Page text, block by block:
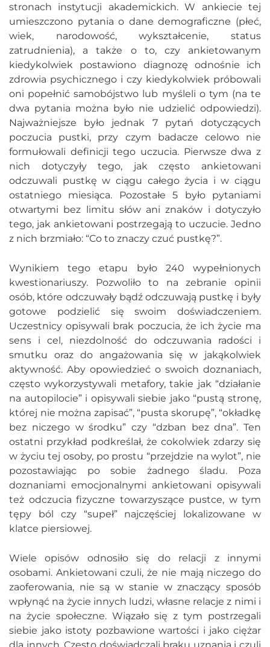
stronach instytucji akademickich. W ankiecie tej
umieszczono pytania o dane demograficzne (płeć,
wiek, narodowość, wykształcenie, status
zatrudnienia), a także o to, czy ankietowanym
kiedykolwiek postawiono diagnozę odnośnie ich
zdrowia psychicznego i czy kiedykolwiek próbowali
oni popełnić samobójstwo lub myśleli o tym (na te
dwa pytania można było nie udzielić odpowiedzi).
Najważniejsze było jednak 7 pytań dotyczących
poczucia pustki, przy czym badacze celowo nie
formułowali definicji tego uczucia. Pierwsze dwa z
nich dotyczyły tego, jak często ankietowani
odczuwali pustkę w ciągu całego życia i w ciągu
ostatniego miesiąca. Pozostałe 5 było pytaniami
otwartymi bez limitu słów ani znaków i dotyczyło
tego, jak ankietowani postrzegają to uczucie. Jedno
z nich brzmiało: “Co to znaczy czuć pustkę?”.
Wynikiem tego etapu było 240 wypełnionych
kwestionariuszy. Pozwoliło to na zebranie opinii
osób, które odczuwały bądź odczuwają pustkę i były
gotowe podzielić się swoim doświadczeniem.
Uczestnicy opisywali brak poczucia, że ich życie ma
sens i cel, niezdolność do odczuwania radości i
smutku oraz do angażowania się w jakąkolwiek
aktywność. Aby opowiedzieć o swoich doznaniach,
często wykorzystywali metafory, takie jak “działanie
na autopilocie” i opisywali siebie jako “pustą stronę,
której nie można zapisać”, “pusta skorupę”, “okładkę
bez niczego w środku” czy “dzban bez dna”. Ten
ostatni przykład podkreślał, że cokolwiek zdarzy się
w życiu tej osoby, po prostu “przejdzie na wylot”, nie
pozostawiając po sobie żadnego śladu. Poza
doznaniami emocjonalnymi ankietowani opisywali
też odczucia fizyczne towarzyszące pustce, w tym
tępy ból czy “supeł” najczęściej lokalizowane w
klatce piersiowej.
Wiele opisów odnosiło się do relacji z innymi
osobami. Ankietowani czuli, że nie mają niczego do
zaoferowania, nie są w stanie w znaczący sposób
wpłynąć na życie innych ludzi, własne relacje z nimi i
na życie społeczne. Wiązało się z tym postrzegali
siebie jako istoty pozbawione wartości i jako ciężar
dla innych. Często doświadczali braku uznania i czuli